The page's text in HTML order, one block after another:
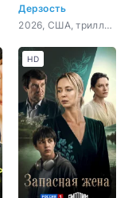
Дерзость
2026, США, триллер, драма
HD